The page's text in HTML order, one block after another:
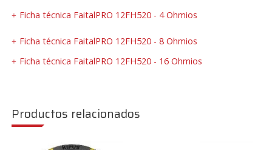
Ficha técnica FaitalPRO 12FH520 - 4 Ohmios
Ficha técnica FaitalPRO 12FH520 - 8 Ohmios
Ficha técnica FaitalPRO 12FH520 - 16 Ohmios
Productos relacionados